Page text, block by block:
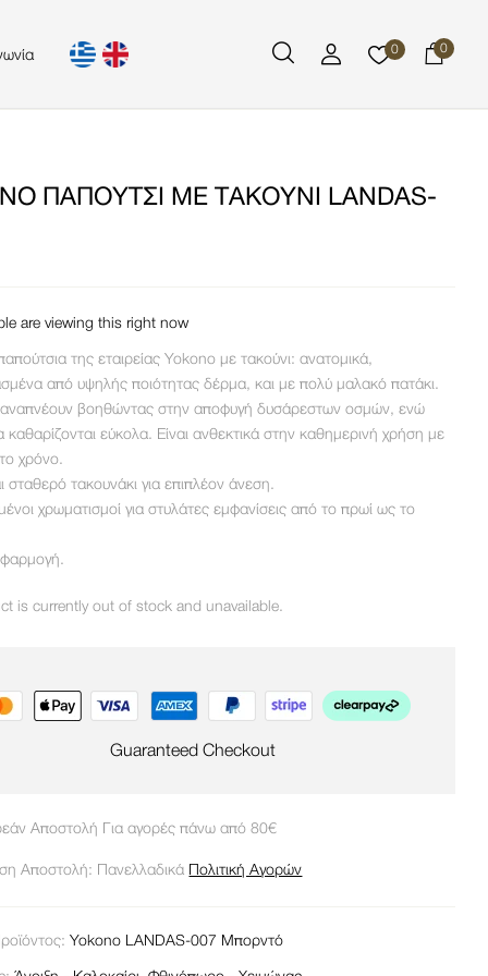
0 0
ΠΑΠΟΎΤΣΙ ΜΕ ΤΑΚΟΎΝΙ LANDAS-
are viewing this right now
παπούτσια της εταιρείας Yokono με τακούνι: ανατομικά,
από υψηλής ποιότητας δέρμα, και με πολύ μαλακό πατάκι.
αναπνέουν βοηθώντας στην αποφυγή δυσάρεστων οσμών, ενώ
εύκολα. Είναι ανθεκτικά στην καθημερινή χρήση με
χρόνο.
σταθερό τακουνάκι για επιπλέον άνεση.
χρωματισμοί για στυλάτες εμφανίσεις από το πρωί ως το
is currently out of stock and unavailable.
Guaranteed Checkout
Αποστολή Για αγορές πάνω από 80€
Αποστολή: Πανελλαδικά Πολιτική Αγορών
Yokono LANDAS-007 Μπορντό